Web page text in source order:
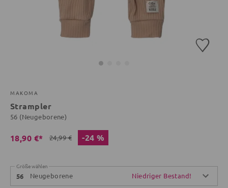
MAKOMA
Strampler
56 (Neugeborene)
18,90 €* 24,99 € -24 %
Größe wählen
56 Neugeborene Niedriger Bestand!